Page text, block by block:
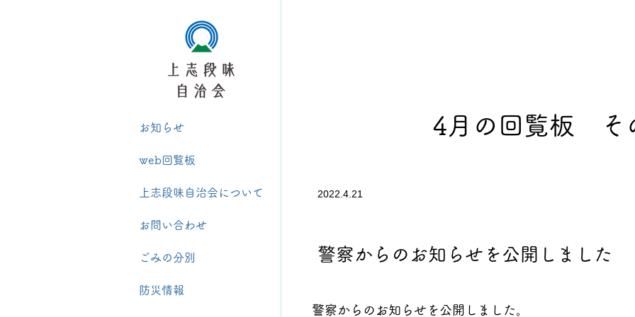
お知らせ
web回覧板
上志段味自治会について
お問い合わせ
ごみの分別
防災情報
4月の回覧板 そ
2022.4.21
警察からのお知らせを公開しました
警察からのお知らせを公開しました。